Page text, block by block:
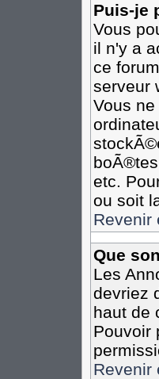
Puis-je
Vous
il n'y a
ce
serveur
Vous
etc.
ou soit
Revenir
Que
Les
devriez
haut de
Pouvoir
Revenir